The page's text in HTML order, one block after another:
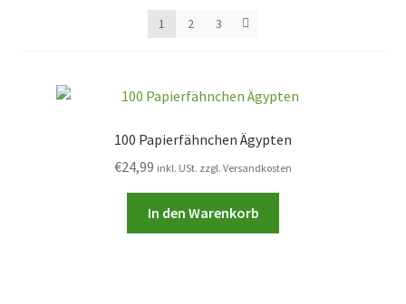
1 2 3
100 Papierfähnchen Ägypten
€24,99 inkl. USt. zzgl. Versandkosten
In den Warenkorb